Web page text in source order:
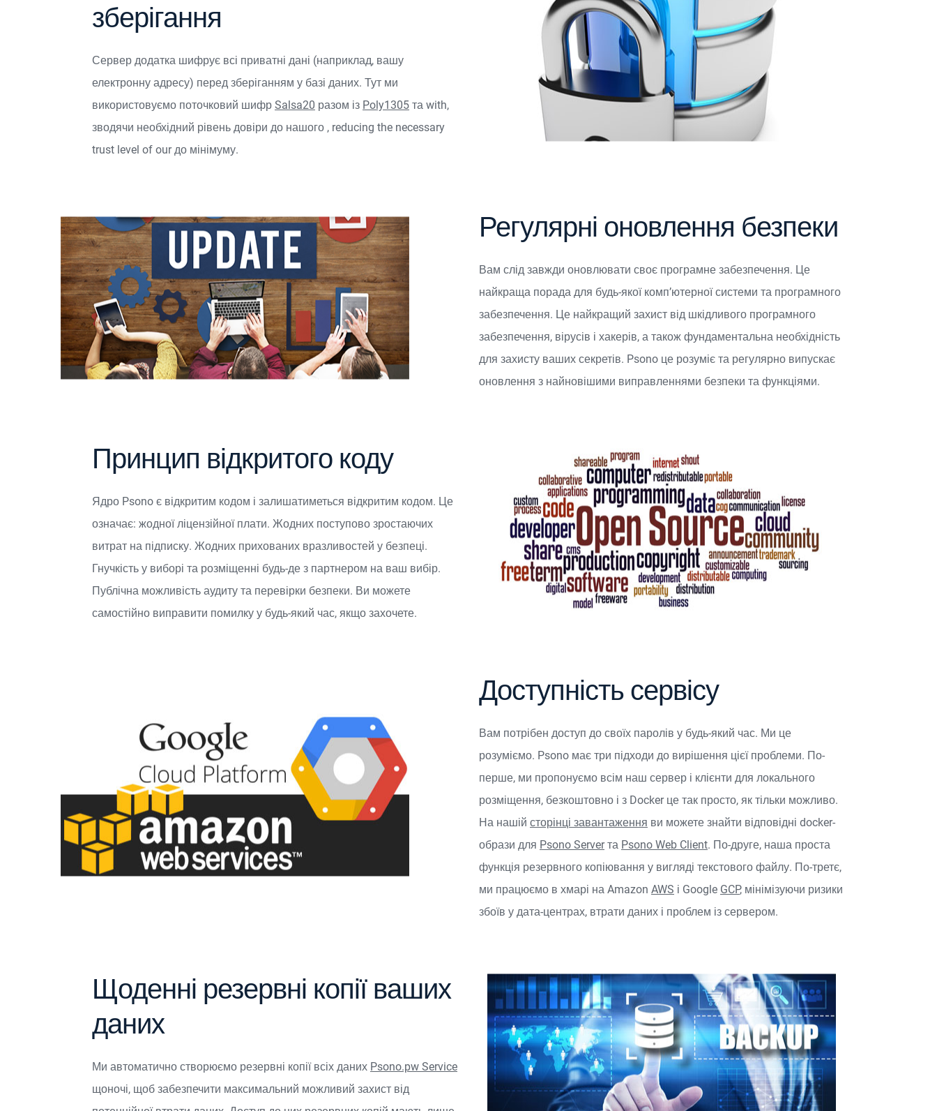
зберігання
Сервер додатка шифрує всі приватні дані (наприклад, вашу
електронну адресу) перед зберіганням у базі даних. Тут ми
використовуємо поточковий шифр Salsa20 разом із Poly1305 та with,
зводячи необхідний рівень довіри до нашого , reducing the necessary
trust level of ourдо мінімуму.
Регулярні оновлення безпеки
Вам слід завжди оновлювати своє програмне забезпечення. Це
найкраща порада для будь-якої комп’ютерної системи та програмного
забезпечення. Це найкращий захист від шкідливого програмного
забезпечення, вірусів і хакерів, а також фундаментальна необхідність
для захисту ваших секретів. Psono це розуміє та регулярно випускає
оновлення з найновішими виправленнями безпеки та функціями.
Принцип відкритого коду
Ядро Psono є відкритим кодом і залишатиметься відкритим кодом. Це
означає: жодної ліцензійної плати. Жодних поступово зростаючих
витрат на підписку. Жодних прихованих вразливостей у безпеці.
Гнучкість у виборі та розміщенні будь-де з партнером на ваш вибір.
Публічна можливість аудиту та перевірки безпеки. Ви можете
самостійно виправити помилку у будь-який час, якщо захочете.
Доступність сервісу
Вам потрібен доступ до своїх паролів у будь-який час. Ми це
розуміємо. Psono має три підходи до вирішення цієї проблеми. По-
перше, ми пропонуємо всім наш сервер і клієнти для локального
розміщення, безкоштовно і з Docker це так просто, як тільки можливо.
На нашій сторінці завантаження ви можете знайти відповідні docker-
образи для Psono Serverта Psono Web Client. По-друге, наша проста
функція резервного копіювання у вигляді текстового файлу. По-третє,
ми працюємо в хмарі на Amazon AWS і Google GCP, мінімізуючи ризики
збоїв у дата-центрах, втрати даних і проблем із сервером.
Щоденні резервні копії ваших
даних
Ми автоматично створюємо резервні копії всіх даних Psono.pw Service
щоночі, щоб забезпечити максимальний можливий захист від